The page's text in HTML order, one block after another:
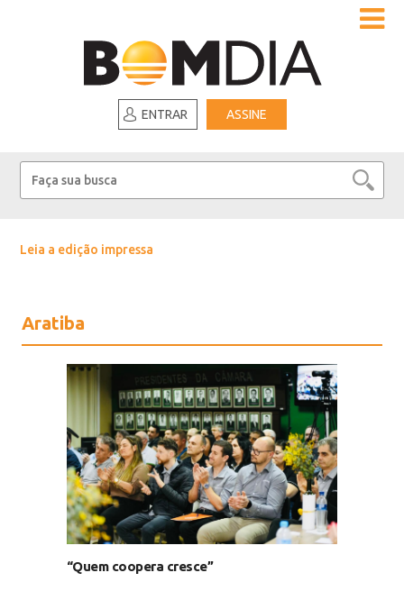
ENTRAR ASSINE
Leia a edição impressa
Aratiba
“Quem coopera cresce”